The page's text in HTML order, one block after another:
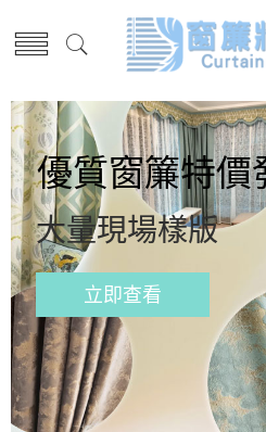
優質窗簾特價
大量現場樣版
立即查看